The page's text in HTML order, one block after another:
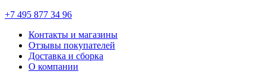
+7 495 877 34 96
Контакты и магазины
Отзывы покупателей
Доставка и сборка
О компании